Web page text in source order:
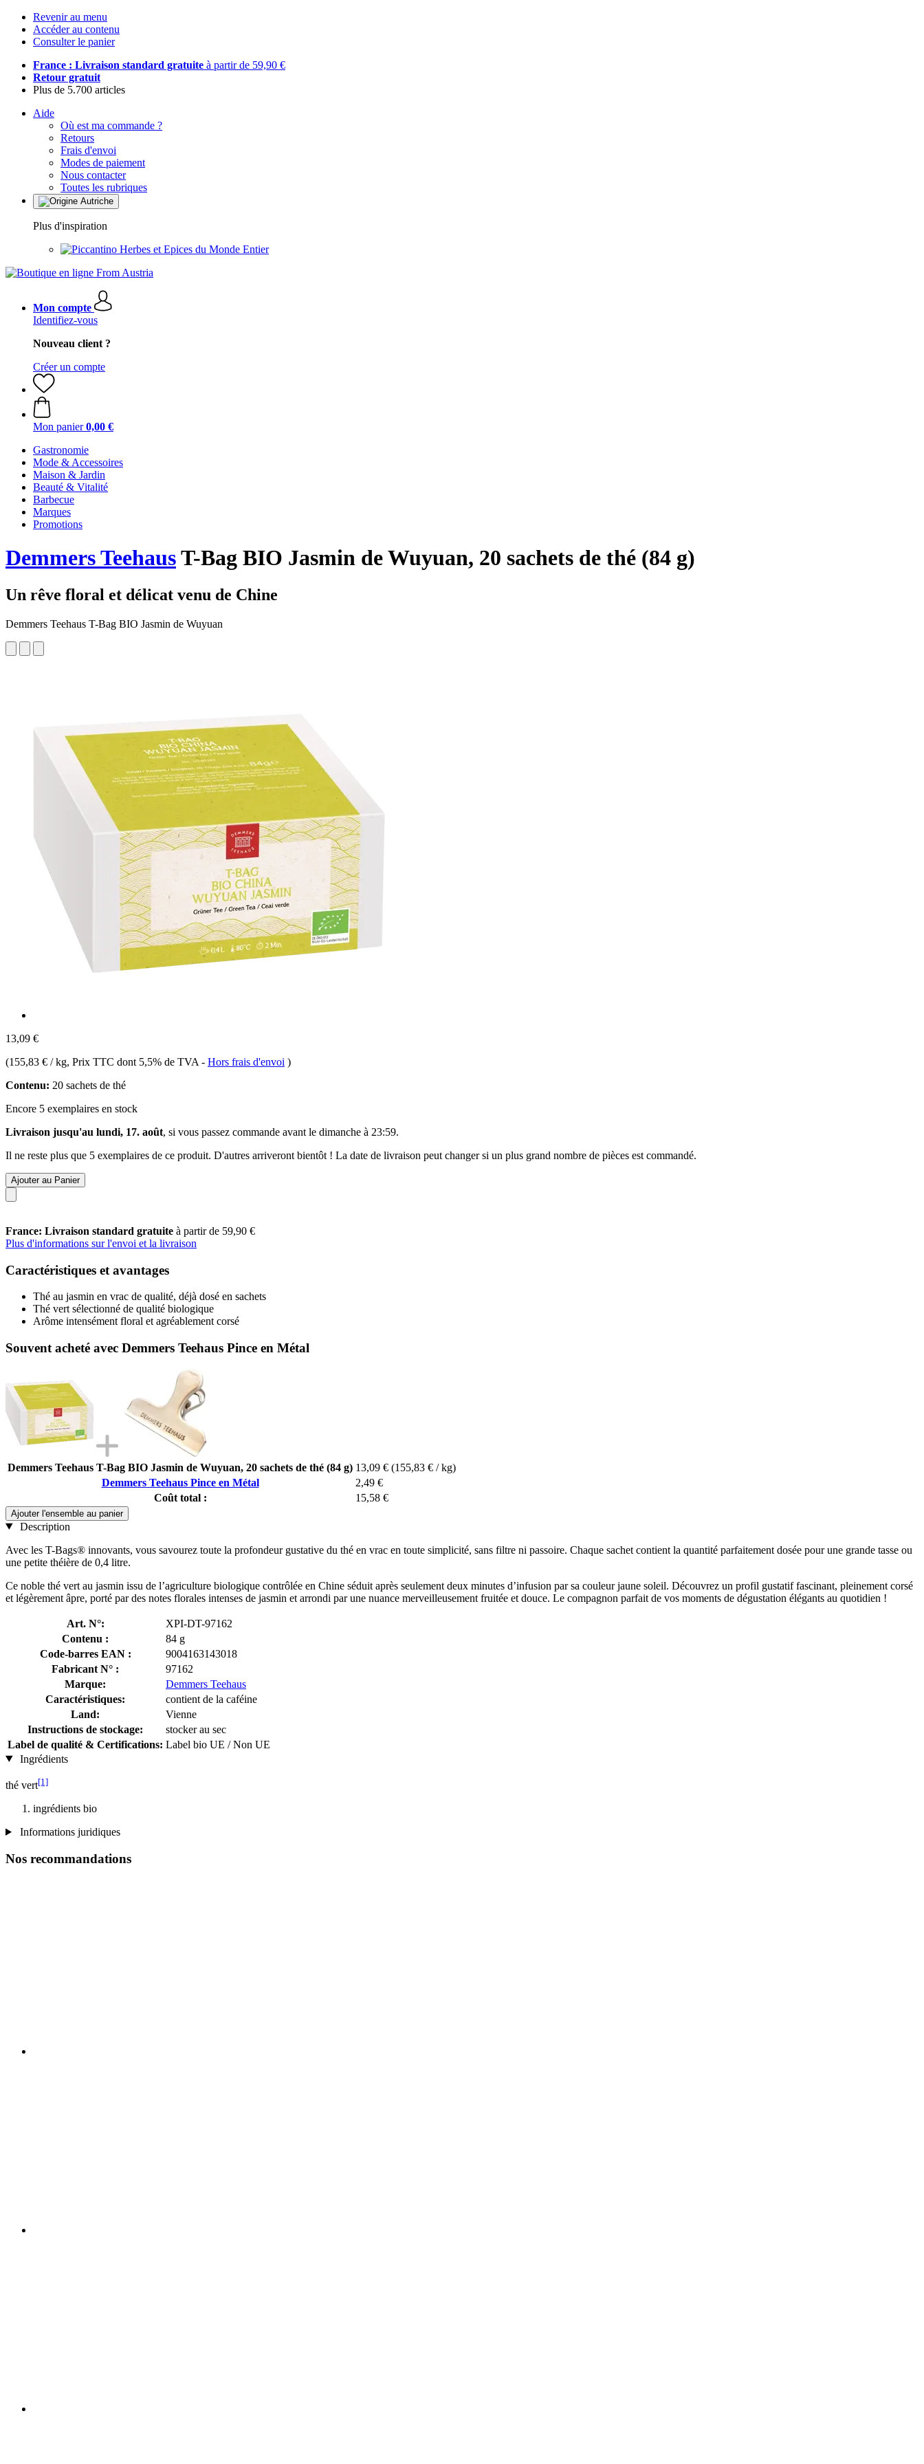
Revenir au menu
Accéder au contenu
Consulter le panier
France : Livraison standard gratuite à partir de 59,90 €
Retour gratuit
Plus de 5.700 articles
Aide
Où est ma commande ?
Retours
Frais d'envoi
Modes de paiement
Nous contacter
Toutes les rubriques
Plus d'inspiration
Herbes et Epices du Monde Entier
Mon compte
Identifiez-vous
Nouveau client ?
Créer un compte
Mon panier 0,00 €
Gastronomie
Mode & Accessoires
Maison & Jardin
Beauté & Vitalité
Barbecue
Marques
Promotions
Demmers TeehausT-Bag BIO Jasmin de Wuyuan, 20 sachets de thé (84 g)
Un rêve floral et délicat venu de Chine
Demmers Teehaus T-Bag BIO Jasmin de Wuyuan
13,09 €
(155,83 € / kg, Prix TTC dont 5,5% de TVA - Hors frais d'envoi )
Contenu: 20 sachets de thé
Encore 5 exemplaires en stock
Livraison jusqu'au lundi, 17. août, si vous passez commande avant le dimanche à 23:59.
Il ne reste plus que 5 exemplaires de ce produit. D'autres arriveront bientôt ! La date de livraison peut changer si un plus grand nombre de pièces est commandé.
Ajouter au Panier
France: Livraison standard gratuite à partir de 59,90 €
Plus d'informations sur l'envoi et la livraison
Caractéristiques et avantages
Thé au jasmin en vrac de qualité, déjà dosé en sachets
Thé vert sélectionné de qualité biologique
Arôme intensément floral et agréablement corsé
Souvent acheté avec Demmers Teehaus Pince en Métal
Demmers Teehaus T-Bag BIO Jasmin de Wuyuan, 20 sachets de thé (84 g) 13,09 € (155,83 € / kg)
Demmers Teehaus Pince en Métal
2,49 €
Coût total :
15,58 €
Ajouter l'ensemble au panier
Description
Avec les T-Bags® innovants, vous savourez toute la profondeur gustative du thé en vrac en toute simplicité, sans filtre ni passoire. Chaque sachet contient la quantité parfaitement dosée pour une grande tasse ou
une petite théière de 0,4 litre.
Ce noble thé vert au jasmin issu de l’agriculture biologique contrôlée en Chine séduit après seulement deux minutes d’infusion par sa couleur jaune soleil. Découvrez un profil gustatif fascinant, pleinement corsé
et légèrement âpre, porté par des notes florales intenses de jasmin et arrondi par une nuance merveilleusement fruitée et douce. Le compagnon parfait de vos moments de dégustation élégants au quotidien !
Art. N°:
XPI-DT-97162
Contenu :
84 g
Code-barres EAN :
9004163143018
Fabricant N° :
97162
Marque:
Demmers Teehaus
Caractéristiques:
contient de la caféine
Land:
Vienne
Instructions de stockage:
stocker au sec
Label de qualité & Certifications: Label bio UE / Non UE
Ingrédients
thé vert[1]
ingrédients bio
Informations juridiques
Nos recommandations